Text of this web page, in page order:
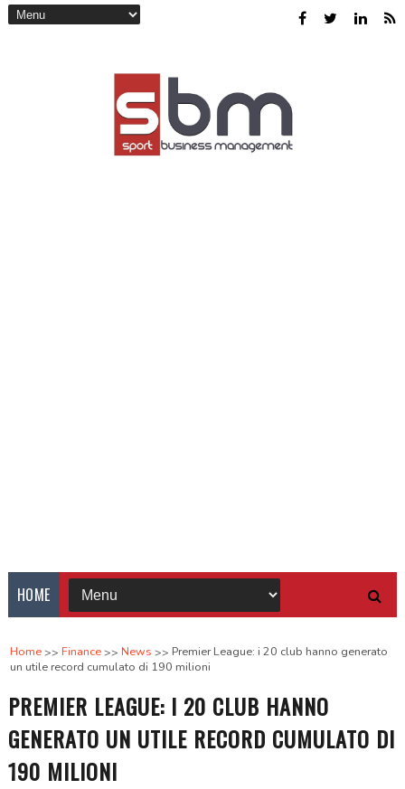
HOME
Home Finance News
Premier League: i 20 club hanno generato
un utile record cumulato di 190 milioni
PREMIER LEAGUE: I 20 CLUB HANNO
GENERATO UN UTILE RECORD CUMULATO DI
190 MILIONI